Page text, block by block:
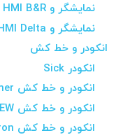
نمایشگر و HMI B&R
نمایشگر و HMI Delta
انکودر و خط کش
انکودر Sick
انکودر و خط کش Baumer
انکودر و خط کش SEW
انکودر و خط کش Omron